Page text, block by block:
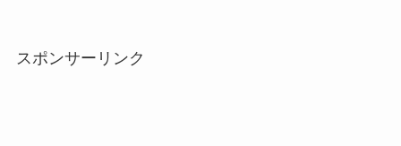
スポンサーリンク